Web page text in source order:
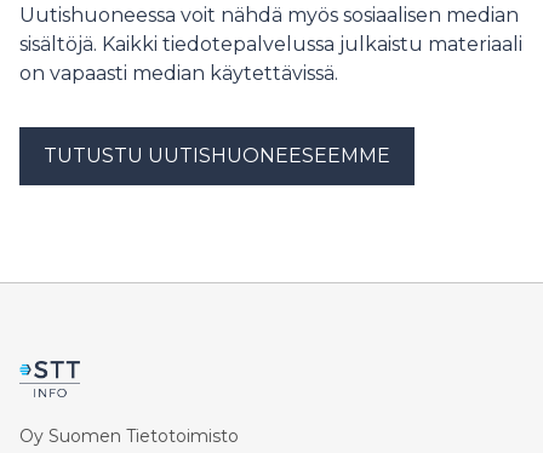
Uutishuoneessa voit nähdä myös sosiaalisen median
sisältöjä. Kaikki tiedotepalvelussa julkaistu materiaali
on vapaasti median käytettävissä.
TUTUSTU UUTISHUONEESEEMME
Oy Suomen Tietotoimisto